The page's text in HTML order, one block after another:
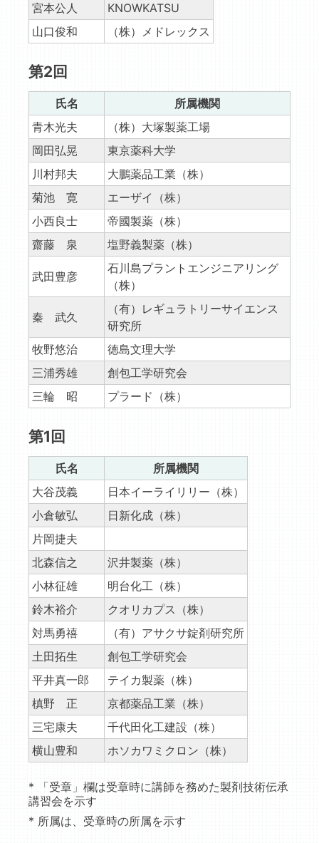
宮本公人
KNOWKATSU
山口俊和
（株）メドレックス
第2回
氏名
所属機関
青木光夫
（株）大塚製薬工場
岡田弘晃
東京薬科大学
川村邦夫
大鵬薬品工業（株）
菊池 寛
エーザイ（株）
小西良士
帝國製薬（株）
齋藤 泉
塩野義製薬（株）
武田豊彦
石川島プラントエンジニアリング
（株）
秦 武久
（有）レギュラトリーサイエンス
研究所
牧野悠治
徳島文理大学
三浦秀雄
創包工学研究会
三輪 昭
プラード（株）
第1回
氏名
所属機関
大谷茂義
日本イーライリリー（株）
小倉敏弘
日新化成（株）
片岡捷夫
北森信之
沢井製薬（株）
小林征雄
明台化工（株）
鈴木裕介
クオリカプス（株）
対馬勇禧
（有）アサクサ錠剤研究所
土田拓生
創包工学研究会
平井真一郎
テイカ製薬（株）
槙野 正
京都薬品工業（株）
三宅康夫
千代田化工建設（株）
横山豊和
ホソカワミクロン（株）
* 「受章」欄は受章時に講師を務めた製剤技術伝承
講習会を示す
* 所属は、受章時の所属を示す